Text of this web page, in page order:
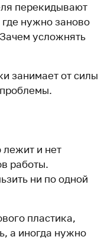
перекидывают
нужно заново
усложнять
занимает от силы
лежит и нет
работы.
ни по одной
пластика,
а иногда нужно